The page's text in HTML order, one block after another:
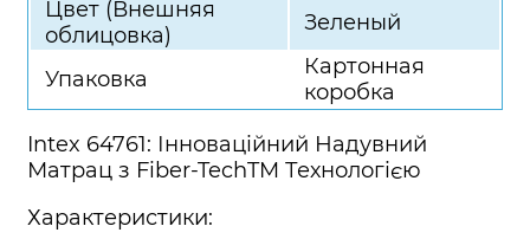
Цвет (Внешняя
облицовка)
Зеленый
Упаковка
Картонная
коробка
Intex 64761: Інноваційний Надувний
Матрац з Fiber-TechTM Технологією
Характеристики: